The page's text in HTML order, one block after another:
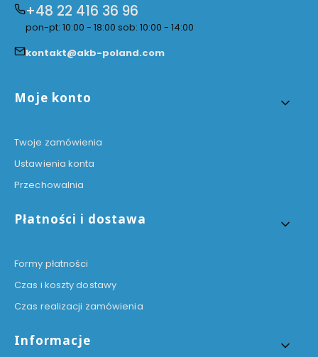
+48 22 416 36 96
pon-pt: 10:00 - 18:00 sob: 10:00 - 14:00
kontakt@akb-poland.com
Linki w stopce
Moje konto
Twoje zamówienia
Ustawienia konta
Przechowalnia
Płatności i dostawa
Formy płatności
Czas i koszty dostawy
Czas realizacji zamówienia
Informacje